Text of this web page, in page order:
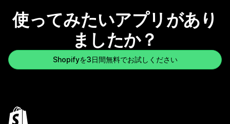
使ってみたいアプリがあり
ましたか？
Shopifyを3日間無料でお試しください